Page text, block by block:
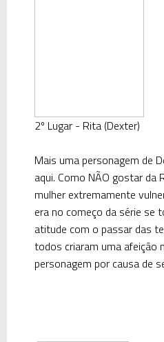
2º Lugar - Rita (Dexter)
Mais uma personagem de
aqui. Como NÃO gostar da
mulher extremamente
era no começo da série se
atitude com o passar das
todos criaram uma afeição
personagem por causa de